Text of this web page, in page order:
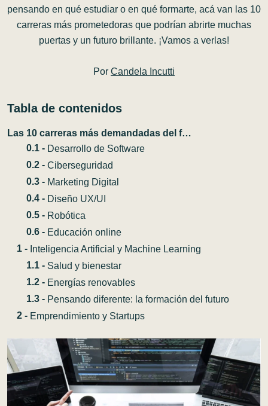
pensando en qué estudiar o en qué formarte, acá van las 10
carreras más prometedoras que podrían abrirte muchas
puertas y un futuro brillante. ¡Vamos a verlas!
Por Candela Incutti
Tabla de contenidos
Las 10 carreras más demandadas del futuro: preparate para el nuevo mercado laboral
Desarrollo de Software
Ciberseguridad
Marketing Digital
Diseño UX/UI
Robótica
Educación online
Inteligencia Artificial y Machine Learning
Salud y bienestar
Energías renovables
Pensando diferente: la formación del futuro
Emprendimiento y Startups